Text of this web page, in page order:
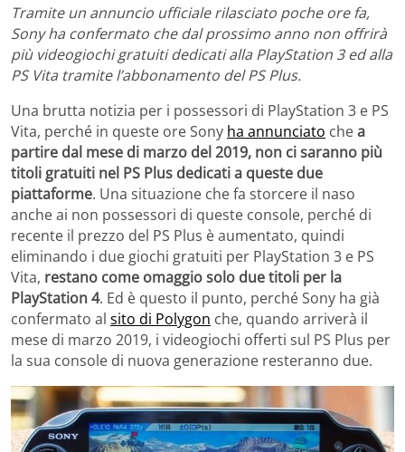
Tramite un annuncio ufficiale rilasciato poche ore fa,
Sony ha confermato che dal prossimo anno non offrirà
più videogiochi gratuiti dedicati alla PlayStation 3 ed alla
PS Vita tramite l’abbonamento del PS Plus.
Una brutta notizia per i possessori di PlayStation 3 e PS
Vita, perché in queste ore Sony ha annunciato chea
partire dal mese di marzo del 2019, non ci saranno più
titoli gratuiti nel PS Plus dedicati a queste due
piattaforme. Una situazione che fa storcere il naso
anche ai non possessori di queste console, perché di
recente il prezzo del PS Plus è aumentato, quindi
eliminando i due giochi gratuiti per PlayStation 3 e PS
Vita, restano come omaggio solo due titoli per la
PlayStation 4. Ed è questo il punto, perché Sony ha già
confermato al sito di Polygon che, quando arriverà il
mese di marzo 2019, i videogiochi offerti sul PS Plus per
la sua console di nuova generazione resteranno due.